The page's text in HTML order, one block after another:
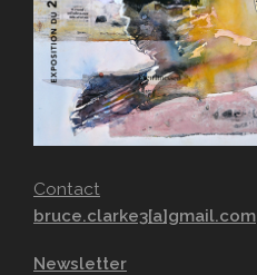
Contact
bruce.clarke3[a]gmail.com
Newsletter